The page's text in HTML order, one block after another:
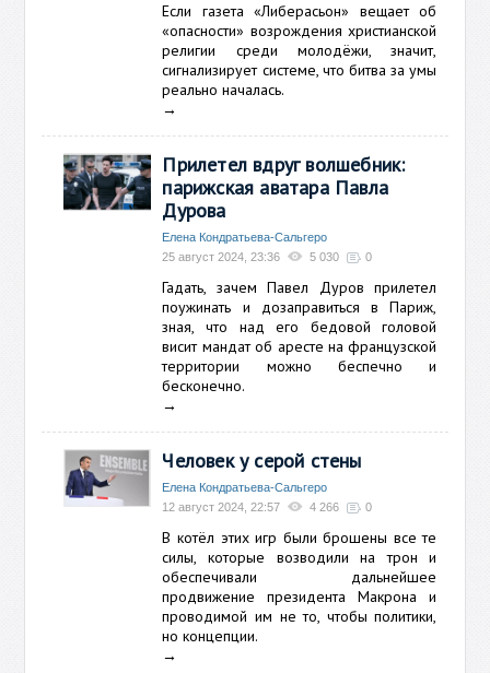
Если газета «Либерасьон» вещает об
«опасности» возрождения христианской
религии среди молодёжи, значит,
сигнализирует системе, что битва за умы
реально началась.
→
Прилетел вдруг волшебник:
парижская аватара Павла
Дурова
Елена Кондратьева-Сальгеро
25 август 2024, 23:36
5 030 0
Гадать, зачем Павел Дуров прилетел
поужинать и дозаправиться в Париж,
зная, что над его бедовой головой
висит мандат об аресте на французской
территории можно беспечно и
бесконечно.
→
Человек у серой стены
Елена Кондратьева-Сальгеро
12 август 2024, 22:57
4 266 0
В котёл этих игр были брошены все те
силы, которые возводили на трон и
обеспечивали дальнейшее
продвижение президента Макрона и
проводимой им не то, чтобы политики,
но концепции.
→